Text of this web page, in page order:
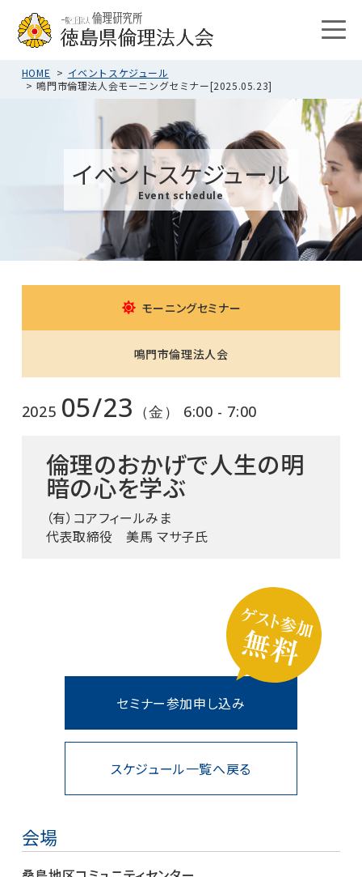
HOME
イベントスケジュール
鳴門市倫理法人会モーニングセミナー[2025.05.23]
イベントスケジュール
Event schedule
モーニングセミナー
鳴門市倫理法人会
2025 05/23 （金） 6:00 - 7:00
倫理のおかげで人生の明
暗の心を学ぶ
（有）コアフィールみま
代表取締役 美馬 マサ子氏
スケジュール一覧へ戻る
セミナー参加申し込み
会場